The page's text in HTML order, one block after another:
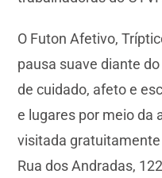
O Futon Afetivo,
pausa suave diante
de cuidado, afeto e
e lugares por meio da
visitada gratuitamente
Rua dos Andradas,